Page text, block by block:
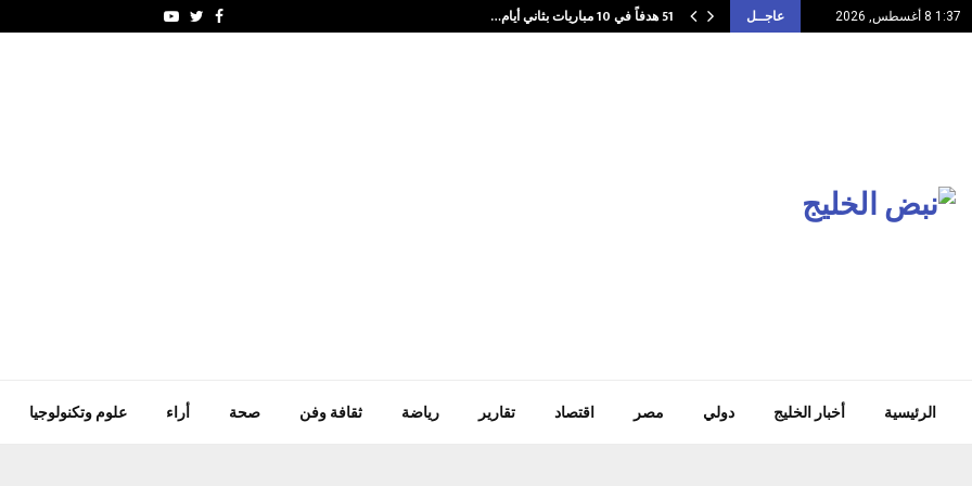
1:37 8 أغسطس, 2026 عاجــل 51 هدفاً في 10 مباريات بثاني أيام… Facebook
Twitter
Youtube
الرئيسية أخبار الخليج دولي مصر اقتصاد تقارير رياضة ثقافة وفن صحة أراء علوم وتكنولوجيا